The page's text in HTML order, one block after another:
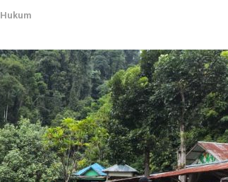
Hukum